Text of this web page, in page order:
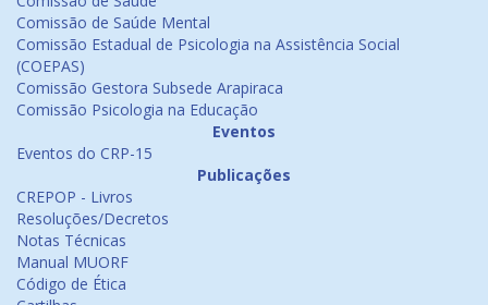
Comissão de Saúde Mental
Comissão Estadual de Psicologia na Assistência Social
(COEPAS)
Comissão Gestora Subsede Arapiraca
Comissão Psicologia na Educação
Eventos
Eventos do CRP-15
Publicações
CREPOP - Livros
Resoluções/Decretos
Notas Técnicas
Manual MUORF
Código de Ética